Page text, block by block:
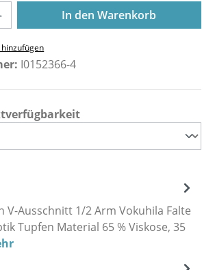
Gib den gewünschten
In den Warenkorb
I0152366-4
V-Ausschnitt 1/2 Arm Vokuhila Falte
Tupfen Material 65 % Viskose, 35